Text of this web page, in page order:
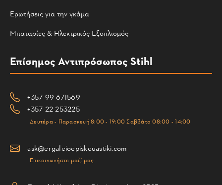
Ερωτήσεις για την γκάμα
Μπαταρίες & Ηλεκτρικός Εξοπλισμός
Επίσημος Αντιπρόσωπος Stihl
+357 99 671569
+357 22 253225
Δευτέρα - Παρασκευή 8:00 - 19:00 Σαββάτο 08:00 - 14:00
ask@ergaleioepiskeuastiki.com
Επικοινωνήστε μαζί μας